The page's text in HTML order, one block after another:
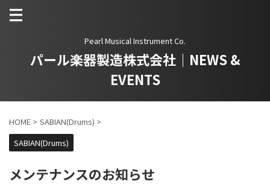
Pearl Musical Instrument Co.
パール楽器製造株式会社｜NEWS &
EVENTS
HOME > SABIAN(Drums) >
SABIAN(Drums)
メンテナンスのお知らせ